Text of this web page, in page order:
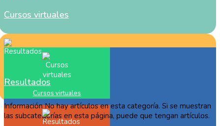
Cursos virtuales
Resultados
InformaciónNo hay artículos en esta categoría. Si se muestran
las subcategorías en esta página, puede que tengan artículos.
Cursos virtuales